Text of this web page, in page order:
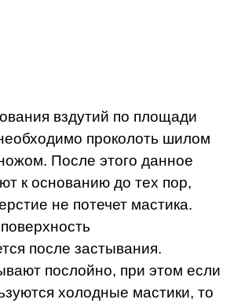
вздутий по площади
проколоть шилом
После этого данное
к основанию до тех пор,
не потечет мастика.
после застывания.
послойно, при этом если
холодные мастики, то